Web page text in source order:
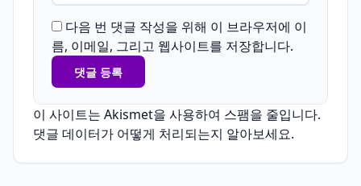
다음 번 댓글 작성을 위해 이 브라우저에 이
름, 이메일, 그리고 웹사이트를 저장합니다.
이 사이트는 Akismet을 사용하여 스팸을 줄입니다.
댓글 데이터가 어떻게 처리되는지 알아보세요.